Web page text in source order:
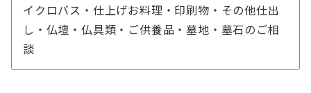
イクロバス・仕上げお料理・印刷物・その他仕出
し・仏壇・仏具類・ご供養品・墓地・墓石のご相
談